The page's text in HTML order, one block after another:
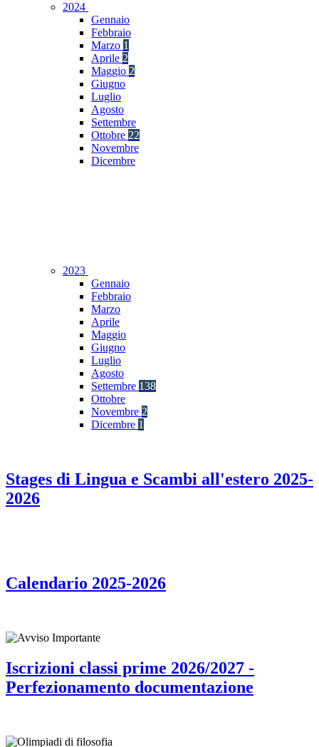
2024
Gennaio
Febbraio
Marzo 1
Aprile 2
Maggio 2
Giugno
Luglio
Agosto
Settembre
Ottobre 22
Novembre
Dicembre
2023
Gennaio
Febbraio
Marzo
Aprile
Maggio
Giugno
Luglio
Agosto
Settembre 138
Ottobre
Novembre 2
Dicembre 1
Stages di Lingua e Scambi all'estero 2025-
2026
Calendario 2025-2026
Iscrizioni classi prime 2026/2027 -
Perfezionamento documentazione